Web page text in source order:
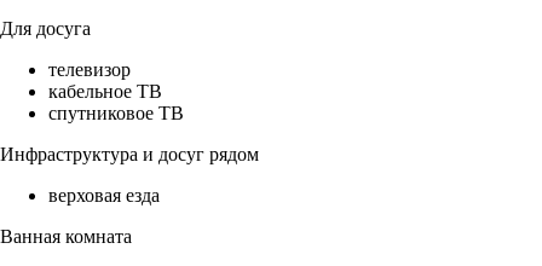
Для досуга
телевизор
кабельное ТВ
спутниковое ТВ
Инфраструктура и досуг рядом
верховая езда
Ванная комната